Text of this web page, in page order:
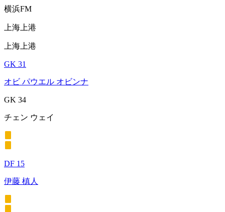
横浜FM
上海上港
上海上港
GK 31
オビ パウエル オビンナ
GK 34
チェン ウェイ
DF 15
伊藤 槙人